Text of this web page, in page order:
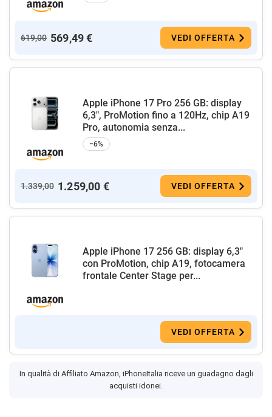
619,00 569,49 € VEDI OFFERTA
Apple iPhone 17 Pro 256 GB: display
6,3", ProMotion fino a 120Hz, chip A19
Pro, autonomia senza...
−6%
1.339,00 1.259,00 € VEDI OFFERTA
Apple iPhone 17 256 GB: display 6,3"
con ProMotion, chip A19, fotocamera
frontale Center Stage per...
VEDI OFFERTA
In qualità di Affiliato Amazon, iPhoneItalia riceve un guadagno dagli
acquisti idonei.